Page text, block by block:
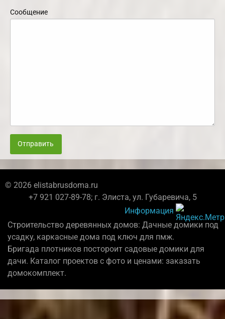
Сообщение
Отправить
© 2026 elistabrusdoma.ru
+7 921 027-89-78; г. Элиста, ул. Губаревича, 5
Информация
Строительство деревянных домов: Дачные домики под
усадку, каркасные дома под ключ для пмж.
Бригада плотников постороит садовые домики для
дачи. Каталог проектов с фото и ценами: заказать
домокомплект.